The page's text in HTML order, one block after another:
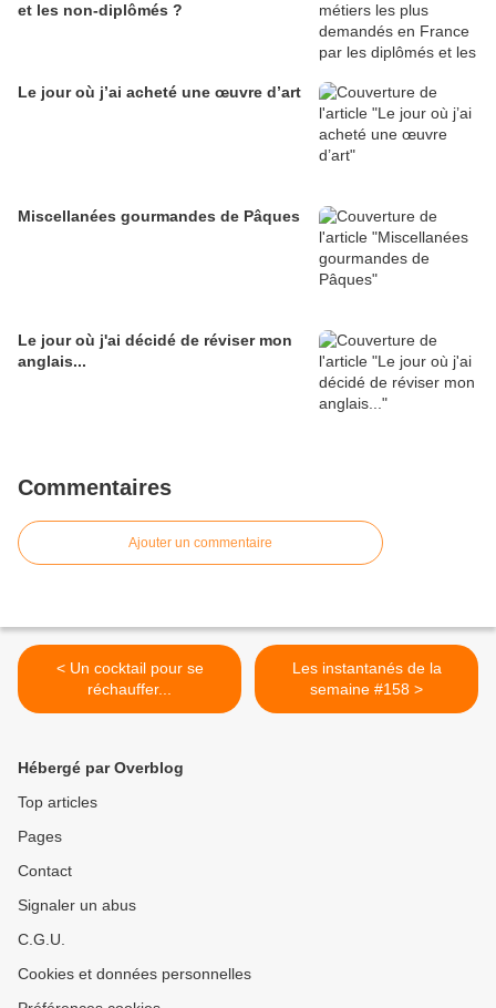
et les non-diplômés ?
Le jour où j’ai acheté une œuvre d’art
Miscellanées gourmandes de Pâques
Le jour où j'ai décidé de réviser mon
anglais...
Commentaires
Ajouter un commentaire
< Un cocktail pour se
réchauffer...
Les instantanés de la
semaine #158 >
Hébergé par Overblog
Top articles
Pages
Contact
Signaler un abus
C.G.U.
Cookies et données personnelles